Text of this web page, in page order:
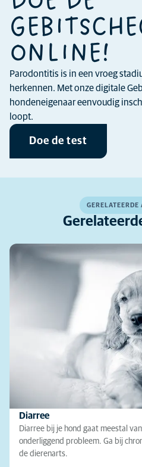
ONLINE!
Parodontitis is in een vroeg
herkennen. Met onze digitale
hondeneigenaar eenvoudig
loopt.
Doe de test
GERELATEERDE
Diarree
Diarree bij je hond gaat meestal
onderliggend probleem. Ga bij
de dierenarts.